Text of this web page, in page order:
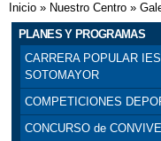
Se encuentra
Inicio » Nuestro Centro »
PLANES Y PROGRAMAS
CARRERA POPULAR IES
SOTOMAYOR
COMPETICIONES
CONCURSO de